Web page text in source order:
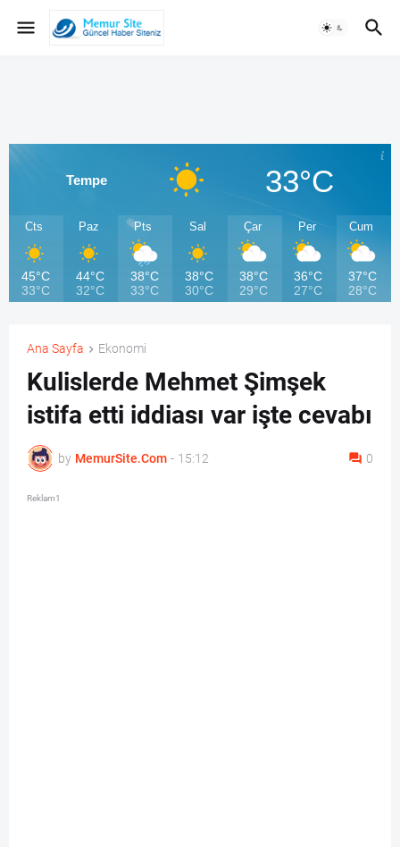
Tempe 33°C
Cts
45°C
33°C
Paz
44°C
32°C
Pts
38°C
33°C
Sal
38°C
30°C
Çar
38°C
29°C
Per
36°C
27°C
Cum
37°C
28°C
Ana Sayfa Ekonomi
Kulislerde Mehmet Şimşek
istifa etti iddiası var işte cevabı
by MemurSite.Com - 15:12 0
Reklam1